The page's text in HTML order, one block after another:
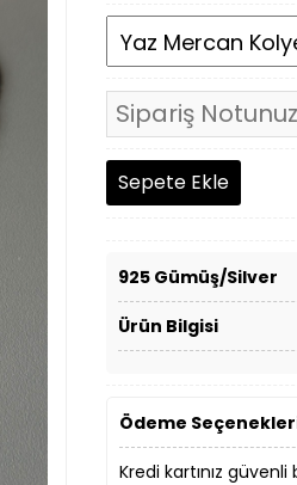
925 Gümüş/Silver
Ürün Bilgisi
Ödeme
Kredi kartınız